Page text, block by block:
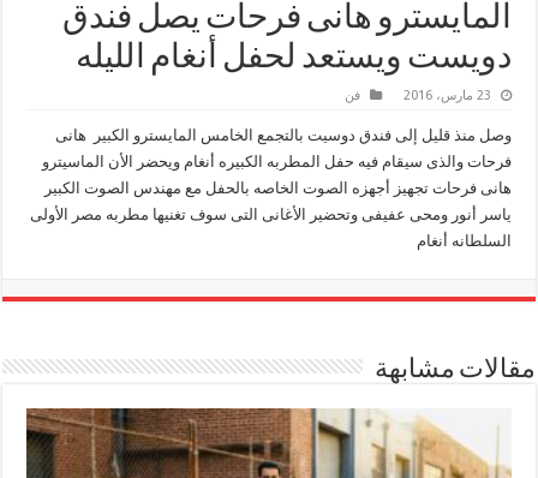
المايسترو هانى فرحات يصل فندق
دويست ويستعد لحفل أنغام الليله
23 مارس، 2016 فن
وصل منذ قليل إلى فندق دوسيت بالتجمع الخامس المايسترو الكبير هانى
فرحات والذى سيقام فيه حفل المطربه الكبيره أنغام ويحضر الأن الماسيترو
هانى فرحات تجهيز أجهزه الصوت الخاصه بالحفل مع مهندس الصوت الكبير
ياسر أنور ومحى عفيفى وتحضير الأغانى التى سوف تغنيها مطربه مصر الأولى
السلطانه أنغام
مقالات مشابهة